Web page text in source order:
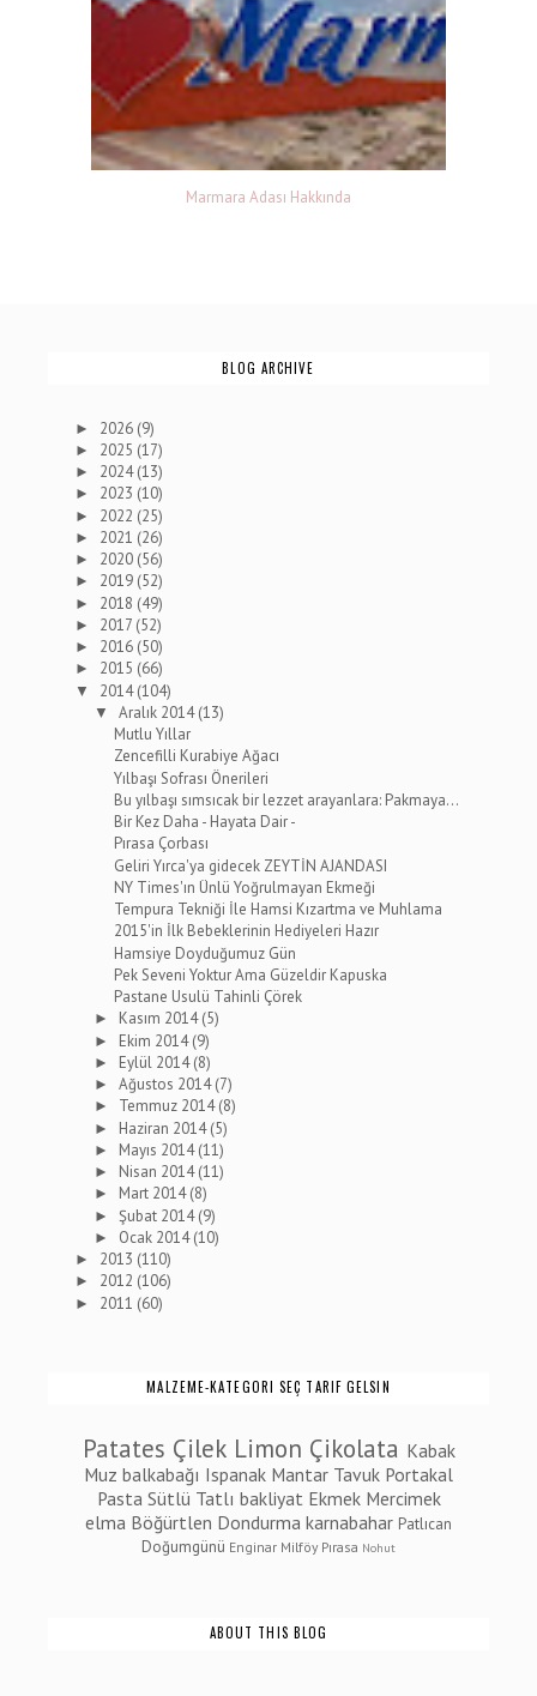
Marmara Adası Hakkında
BLOG ARCHIVE
► 2026 (9)
► 2025 (17)
► 2024(13)
► 2023 (10)
► 2022 (25)
► 2021 (26)
► 2020 (56)
► 2019 (52)
► 2018 (49)
► 2017 (52)
► 2016 (50)
► 2015 (66)
▼ 2014(104)
▼Aralık 2014(13)
Mutlu Yıllar
Zencefilli Kurabiye Ağacı
Yılbaşı Sofrası Önerileri
Bu yılbaşı sımsıcak bir lezzet arayanlara: Pakmaya...
Bir Kez Daha - Hayata Dair -
Pırasa Çorbası
Geliri Yırca'ya gidecek ZEYTİN AJANDASI
NY Times'ın Ünlü Yoğrulmayan Ekmeği
Tempura Tekniği İle Hamsi Kızartma ve Muhlama
2015'in İlk Bebeklerinin Hediyeleri Hazır
Hamsiye Doyduğumuz Gün
Pek Seveni Yoktur Ama Güzeldir Kapuska
Pastane Usulü Tahinli Çörek
► Kasım 2014(5)
► Ekim 2014(9)
► Eylül 2014(8)
►Ağustos 2014(7)
► Temmuz 2014(8)
► Haziran 2014(5)
► Mayıs 2014(11)
► Nisan 2014(11)
► Mart 2014(8)
► Şubat 2014(9)
► Ocak 2014(10)
► 2013 (110)
► 2012 (106)
► 2011 (60)
MALZEME-KATEGORI SEÇ TARIF GELSIN
Patates Çilek Limon Çikolata Kabak
Muz balkabağı Ispanak Mantar Tavuk Portakal
Pasta Sütlü Tatlı bakliyat Ekmek Mercimek
elma Böğürtlen Dondurma karnabahar Patlıcan
Doğumgünü Enginar Milföy Pırasa Nohut
ABOUT THIS BLOG